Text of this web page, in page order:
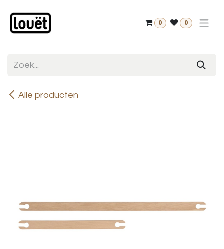
0 0
Alle producten